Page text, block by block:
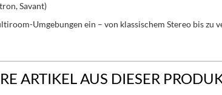
Savant)
Umgebungen ein – von klassischem Stereo bis zu
ARTIKEL AUS DIESER